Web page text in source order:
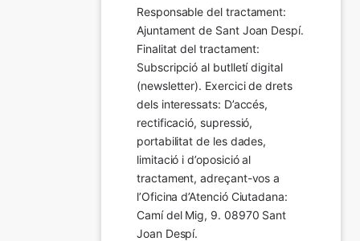
Responsable del tractament:
Ajuntament de Sant Joan Despí.
Finalitat del tractament:
Subscripció al butlletí digital
(newsletter). Exercici de drets
dels interessats: D’accés,
rectificació, supressió,
portabilitat de les dades,
limitació i d’oposició al
tractament, adreçant-vos a
l’Oficina d’Atenció Ciutadana:
Camí del Mig, 9. 08970 Sant
Joan Despí.